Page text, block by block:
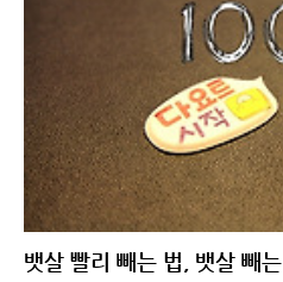
씨, 찬 바람 탓인지 참 건조하죠?
해도 얼굴에 각질이 우수수 생성
에게 진동 파운데이션기를 선물
도..
뱃살 빨리 빼는 법, 뱃살 빼